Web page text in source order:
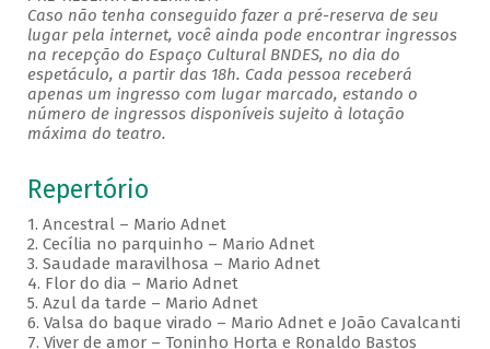
Caso não tenha conseguido fazer a pré-reserva de seu
lugar pela internet, você ainda pode encontrar ingressos
na recepção do Espaço Cultural BNDES, no dia do
espetáculo, a partir das 18h. Cada pessoa receberá
apenas um ingresso com lugar marcado, estando o
número de ingressos disponíveis sujeito à lotação
máxima do teatro.
Repertório
1. Ancestral – Mario Adnet
2. Cecília no parquinho – Mario Adnet
3. Saudade maravilhosa – Mario Adnet
4. Flor do dia – Mario Adnet
5. Azul da tarde – Mario Adnet
6. Valsa do baque virado – Mario Adnet e João Cavalcanti
7. Viver de amor – Toninho Horta e Ronaldo Bastos